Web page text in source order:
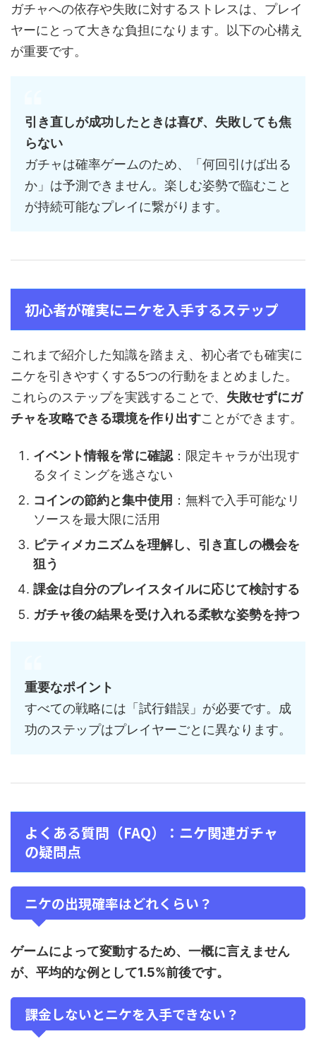
ガチャへの依存や失敗に対するストレスは、プレイ
ヤーにとって大きな負担になります。以下の心構え
が重要です。
引き直しが成功したときは喜び、失敗しても焦
らない
ガチャは確率ゲームのため、「何回引けば出る
か」は予測できません。楽しむ姿勢で臨むこと
が持続可能なプレイに繋がります。
初心者が確実にニケを入手するステップ
これまで紹介した知識を踏まえ、初心者でも確実に
ニケを引きやすくする5つの行動をまとめました。
これらのステップを実践することで、 失敗せずにガ
チャを攻略できる環境を作り出すことができます。
イベント情報を常に確認：限定キャラが出現す
るタイミングを逃さない
コインの節約と集中使用 ：無料で入手可能なリ
ソースを最大限に活用
ピティメカニズムを理解し、引き直しの機会を
狙う
課金は自分のプレイスタイルに応じて検討する
ガチャ後の結果を受け入れる柔軟な姿勢を持つ
重要なポイント
すべての戦略には「試行錯誤」が必要です。成
功のステップはプレイヤーごとに異なります。
よくある質問（FAQ）：ニケ関連ガチャ
の疑問点
ニケの出現確率はどれくらい？
ゲームによって変動するため、一概に言えません
が、平均的な例として1.5%前後です。
課金しないとニケを入手できない？